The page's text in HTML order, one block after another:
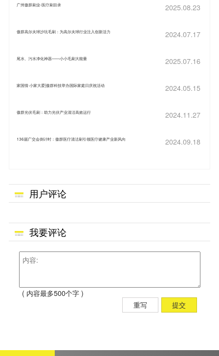
广州傲群刷业-医疗刷目录 2025.08.23
傲群高尔夫球沙坑毛刷：为高尔夫球行业注入创新活力 2024.07.17
尾水、污水净化神器——小小毛刷大能量 2025.07.16
家国情·小家大爱|傲群科技举办国际家庭日庆祝活动 2024.05.15
傲群光伏毛刷：助力光伏产业清洁高效运行 2024.11.27
136届广交会倒计时：傲群医疗清洁刷引领医疗健康产业新风向 2024.09.18
用户评论
我要评论
( 内容最多500个字 )
重写
提交